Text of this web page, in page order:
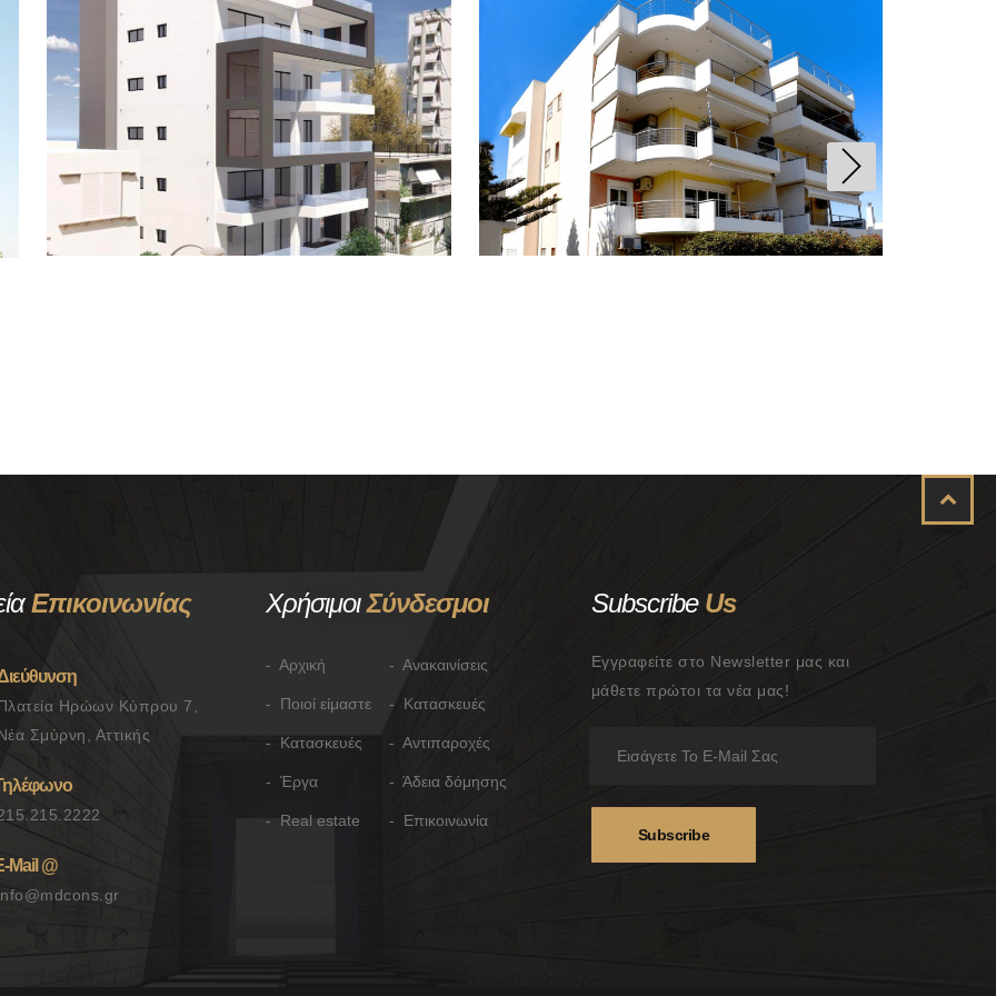
Επικοινωνίας
Ηρώων Κύπρου 7,
Σμύρνη, Αττικής
Mail @
ΧρήσιμοιΣύνδεσμοι
- Αρχική
- Ποιοί είμαστε
- Κατασκευές
- Έργα
- Real estate
- Ανακαινίσεις
- Κατασκευές
- Αντιπαροχές
- Άδεια δόμησης
- Επικοινωνία
Subscribe Us
Εγγραφείτε στο Newsletter μας και
μάθετε πρώτοι τα νέα μας!